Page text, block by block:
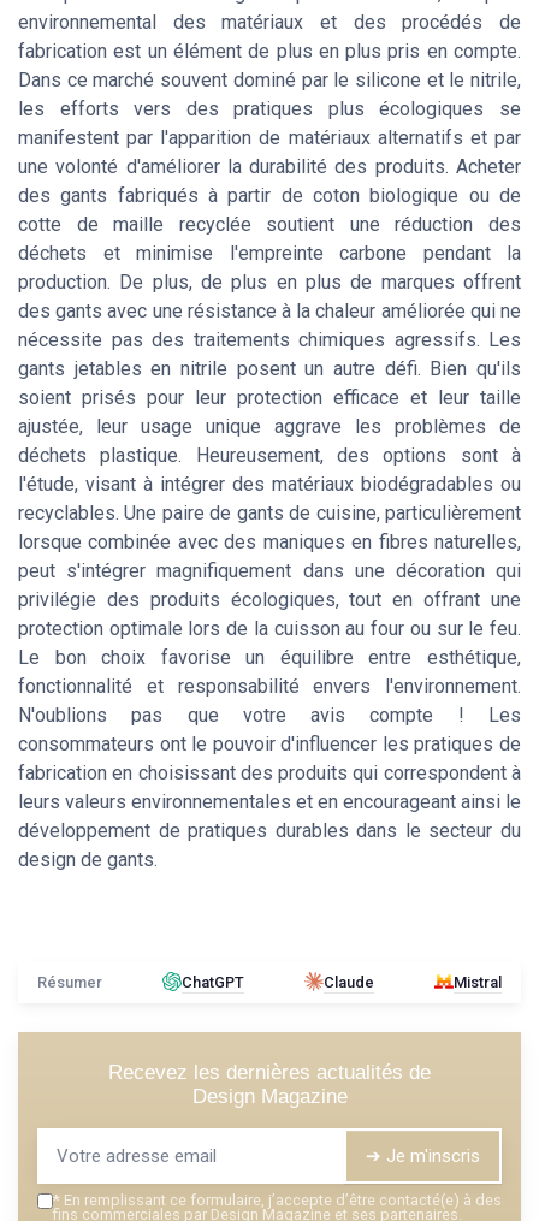
environnemental des matériaux et des procédés de
fabrication est un élément de plus en plus pris en compte.
Dans ce marché souvent dominé par le silicone et le nitrile,
les efforts vers des pratiques plus écologiques se
manifestent par l'apparition de matériaux alternatifs et par
une volonté d'améliorer la durabilité des produits. Acheter
des gants fabriqués à partir de coton biologique ou de
cotte de maille recyclée soutient une réduction des
déchets et minimise l'empreinte carbone pendant la
production. De plus, de plus en plus de marques offrent
des gants avec une résistance à la chaleur améliorée qui ne
nécessite pas des traitements chimiques agressifs. Les
gants jetables en nitrile posent un autre défi. Bien qu'ils
soient prisés pour leur protection efficace et leur taille
ajustée, leur usage unique aggrave les problèmes de
déchets plastique. Heureusement, des options sont à
l'étude, visant à intégrer des matériaux biodégradables ou
recyclables. Une paire de gants de cuisine, particulièrement
lorsque combinée avec des maniques en fibres naturelles,
peut s'intégrer magnifiquement dans une décoration qui
privilégie des produits écologiques, tout en offrant une
protection optimale lors de la cuisson au four ou sur le feu.
Le bon choix favorise un équilibre entre esthétique,
fonctionnalité et responsabilité envers l'environnement.
N'oublions pas que votre avis compte ! Les
consommateurs ont le pouvoir d'influencer les pratiques de
fabrication en choisissant des produits qui correspondent à
leurs valeurs environnementales et en encourageant ainsi le
développement de pratiques durables dans le secteur du
design de gants.
Résumer ChatGPT Claude Mistral
Recevez les dernières actualités de
Design Magazine
➔ Je m'inscris
* En remplissant ce formulaire, j’accepte d’être contacté(e) à des
fins commerciales par Design Magazine et ses partenaires.